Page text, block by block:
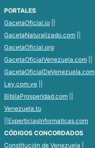
PORTALES
GacetaOficial.io
GacetaNaturalizado.com
GacetaOficial.org
GacetaOficialVenezuela.com
GacetaOficialDeVenezuela.com
Ley.com.ve
BibliaProsperidad.com
Venezuela.to
ExperticiasInformaticas.com
CÓDIGOS CONCORDADOS
Constitución de Venezuela